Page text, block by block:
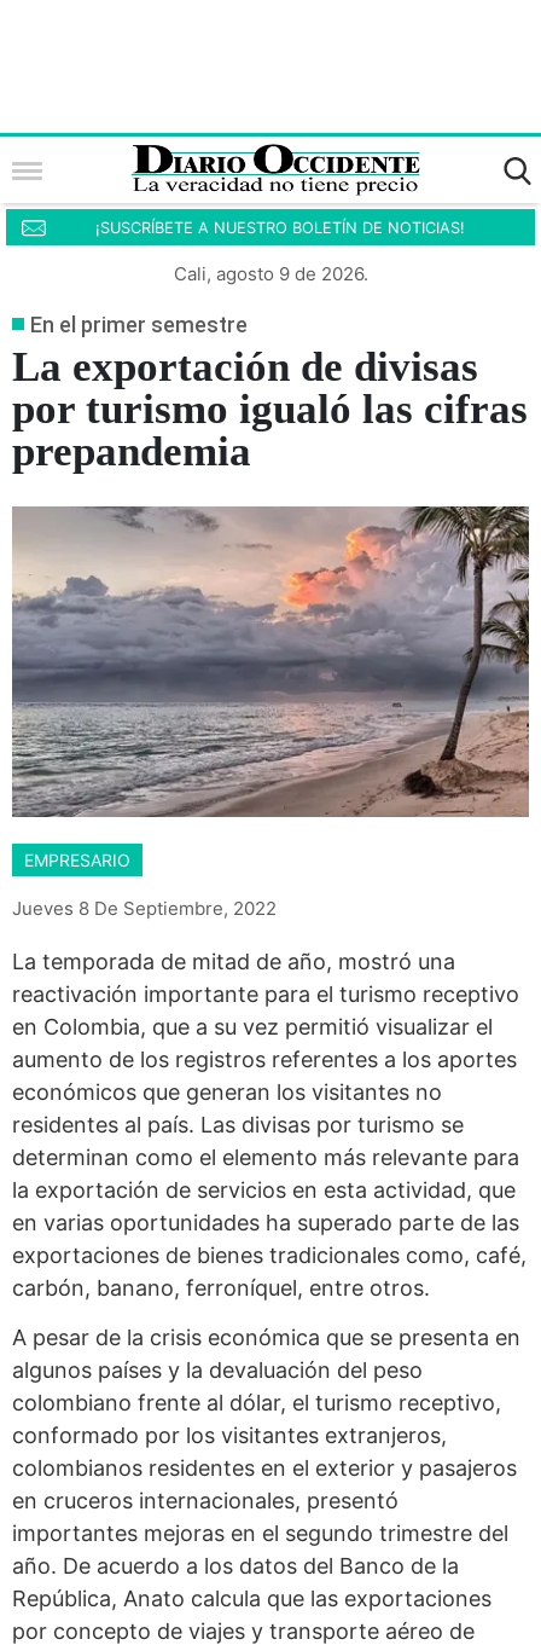
¡SUSCRÍBETE A NUESTRO BOLETÍN DE NOTICIAS!
Cali, agosto 9 de 2026.
En el primer semestre
La exportación de divisas
por turismo igualó las cifras
prepandemia
EMPRESARIO
Jueves 8 De Septiembre, 2022
La temporada de mitad de año, mostró una
reactivación importante para el turismo receptivo
en Colombia, que a su vez permitió visualizar el
aumento de los registros referentes a los aportes
económicos que generan los visitantes no
residentes al país. Las divisas por turismo se
determinan como el elemento más relevante para
la exportación de servicios en esta actividad, que
en varias oportunidades ha superado parte de las
exportaciones de bienes tradicionales como, café,
carbón, banano, ferroníquel, entre otros.
A pesar de la crisis económica que se presenta en
algunos países y la devaluación del peso
colombiano frente al dólar, el turismo receptivo,
conformado por los visitantes extranjeros,
colombianos residentes en el exterior y pasajeros
en cruceros internacionales, presentó
importantes mejoras en el segundo trimestre del
año. De acuerdo a los datos del Banco de la
República, Anato calcula que las exportaciones
por concepto de viajes y transporte aéreo de